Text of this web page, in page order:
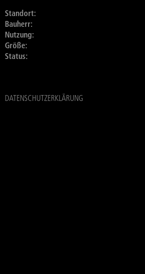
Standort:
Bauherr:
Nutzung:
Größe:
Status:
DATENSCHUTZERKLÄRUNG